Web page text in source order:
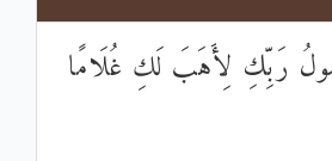
رَبِّكِ لِأَهَبَ لَكِ غُلَامًا